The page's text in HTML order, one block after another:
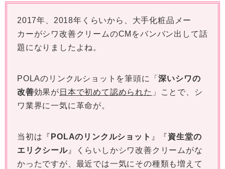
2017年、2018年くらいから、大手化粧品メー
カーがシワ改善クリームのCMをバンバン出して話
題になりましたよね。
POLAのリンクルショットを筆頭に「深いシワの
改善効果が 日本で初めて認められた 」ことで、シ
ワ業界に一気に革命が。
当初は『 POLAのリンクルショット 』『資生堂の
エリクシール』くらいしかシワ改善クリームがな
かったですが、最近では一気にその種類も増えて